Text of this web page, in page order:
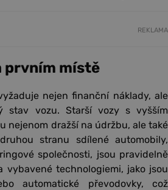
REKLAMA
prvním místě
nejen finanční náklady, ale
stav vozu. Starší vozy s vyšším
nejenom dražší na údržbu, ale také
stranu sdílené automobily,
společnosti, jsou pravidelně
vybavené technologiemi, jako jsou
automatické převodovky, což